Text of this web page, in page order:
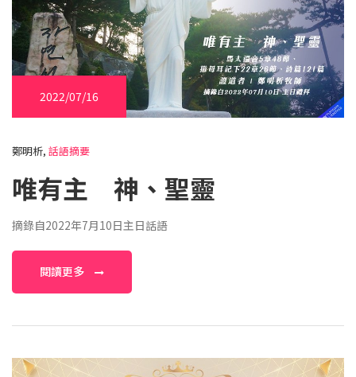
2022/07/16
鄭明析, 話語摘要
唯有主 神、聖靈
摘錄自2022年7月10日主日話語
閱讀更多